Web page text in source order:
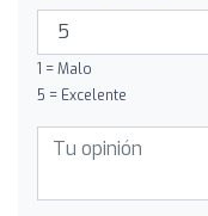
1 = Malo
5 = Excelente